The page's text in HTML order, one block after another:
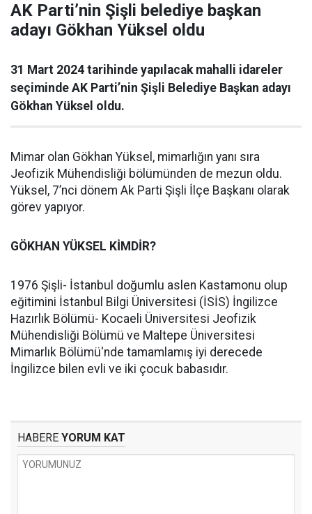
AK Parti’nin Şişli belediye başkan
adayı Gökhan Yüksel oldu
31 Mart 2024 tarihinde yapılacak mahalli idareler
seçiminde AK Parti’nin Şişli Belediye Başkan adayı
Gökhan Yüksel oldu.
Mimar olan Gökhan Yüksel, mimarlığın yanı sıra
Jeofizik Mühendisliği bölümünden de mezun oldu.
Yüksel, 7’nci dönem Ak Parti Şişli İlçe Başkanı olarak
görev yapıyor.
GÖKHAN YÜKSEL KİMDİR?
1976 Şişli- İstanbul doğumlu aslen Kastamonu olup
eğitimini İstanbul Bilgi Üniversitesi (İSİS) İngilizce
Hazırlık Bölümü- Kocaeli Üniversitesi Jeofizik
Mühendisliği Bölümü ve Maltepe Üniversitesi
Mimarlık Bölümü'nde tamamlamış iyi derecede
İngilizce bilen evli ve iki çocuk babasıdır.
HABERE YORUM KAT